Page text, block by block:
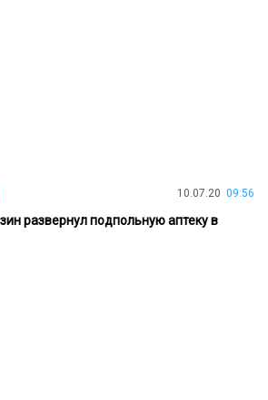
10.07.20 09:56
развернул подпольную аптеку в